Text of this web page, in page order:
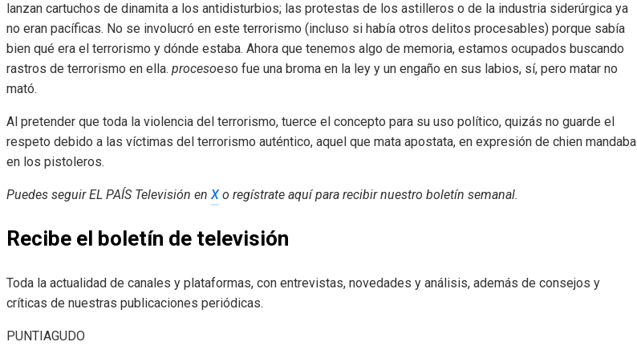
lanzan cartuchos de dinamita a los antidisturbios; las protestas de los astilleros o de la industria siderúrgica ya
no eran pacíficas. No se involucró en este terrorismo (incluso si había otros delitos procesables) porque sabía
bien qué era el terrorismo y dónde estaba. Ahora que tenemos algo de memoria, estamos ocupados buscando
rastros de terrorismo en ella. procesoeso fue una broma en la ley y un engaño en sus labios, sí, pero matar no
mató.
Al pretender que toda la violencia del terrorismo, tuerce el concepto para su uso político, quizás no guarde el
respeto debido a las víctimas del terrorismo auténtico, aquel que mata apostata, en expresión de chien mandaba
en los pistoleros.
Puedes seguir EL PAÍS Televisión enXo regístrate aquí para recibirnuestro boletín semanal.
Recibe el boletín de televisión
Toda la actualidad de canales y plataformas, con entrevistas, novedades y análisis, además de consejos y
críticas de nuestras publicaciones periódicas.
PUNTIAGUDO